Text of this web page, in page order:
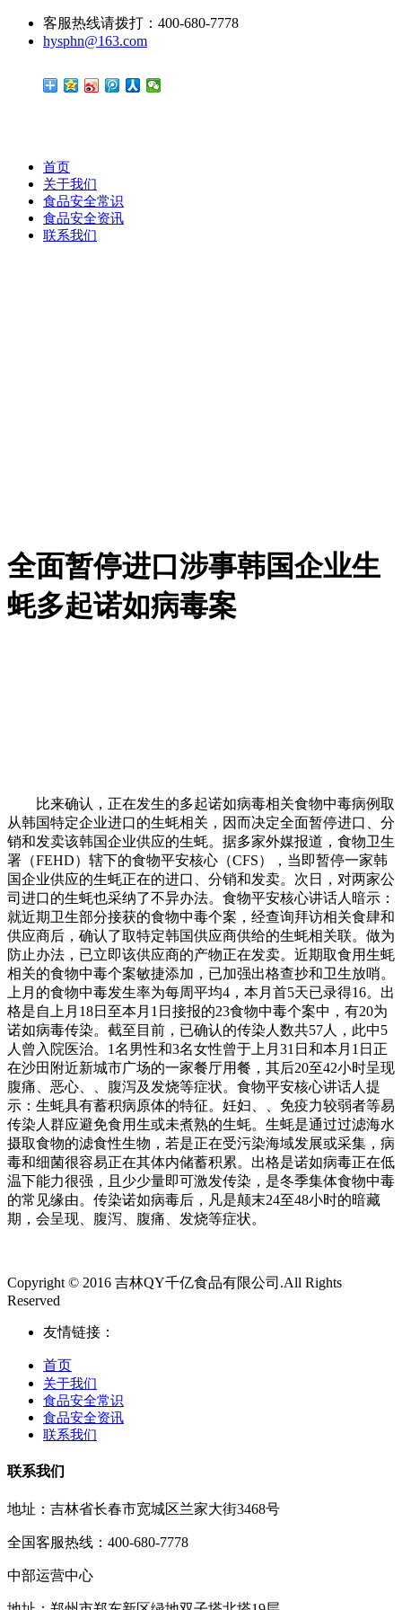
客服热线请拨打：400-680-7778
hysphn@163.com
首页
关于我们
食品安全常识
食品安全资讯
联系我们
全面暂停进口涉事韩国企业生
蚝多起诺如病毒案
比来确认，正在发生的多起诺如病毒相关食物中毒病例取
从韩国特定企业进口的生蚝相关，因而决定全面暂停进口、分
销和发卖该韩国企业供应的生蚝。据多家外媒报道，食物卫生
署（FEHD）辖下的食物平安核心（CFS），当即暂停一家韩
国企业供应的生蚝正在的进口、分销和发卖。次日，对两家公
司进口的生蚝也采纳了不异办法。食物平安核心讲话人暗示：
就近期卫生部分接获的食物中毒个案，经查询拜访相关食肆和
供应商后，确认了取特定韩国供应商供给的生蚝相关联。做为
防止办法，已立即该供应商的产物正在发卖。近期取食用生蚝
相关的食物中毒个案敏捷添加，已加强出格查抄和卫生放哨。
上月的食物中毒发生率为每周平均4，本月首5天已录得16。出
格是自上月18日至本月1日接报的23食物中毒个案中，有20为
诺如病毒传染。截至目前，已确认的传染人数共57人，此中5
人曾入院医治。1名男性和3名女性曾于上月31日和本月1日正
在沙田附近新城市广场的一家餐厅用餐，其后20至42小时呈现
腹痛、恶心、、腹泻及发烧等症状。食物平安核心讲话人提
示：生蚝具有蓄积病原体的特征。妊妇、、免疫力较弱者等易
传染人群应避免食用生或未煮熟的生蚝。生蚝是通过过滤海水
摄取食物的滤食性生物，若是正在受污染海域发展或采集，病
毒和细菌很容易正在其体内储蓄积累。出格是诺如病毒正在低
温下能力很强，且少少量即可激发传染，是冬季集体食物中毒
的常见缘由。传染诺如病毒后，凡是颠末24至48小时的暗藏
期，会呈现、腹泻、腹痛、发烧等症状。
Copyright © 2016 吉林QY千亿食品有限公司.All Rights
Reserved
友情链接：
首页
关于我们
食品安全常识
食品安全资讯
联系我们
联系我们
地址：吉林省长春市宽城区兰家大街3468号
全国客服热线：400-680-7778
中部运营中心